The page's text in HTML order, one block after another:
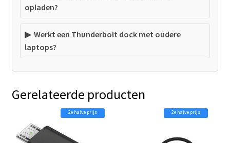
opladen?
Werkt een Thunderbolt dock met oudere
laptops?
Gerelateerde producten
2e halve prijs 2e halve prijs